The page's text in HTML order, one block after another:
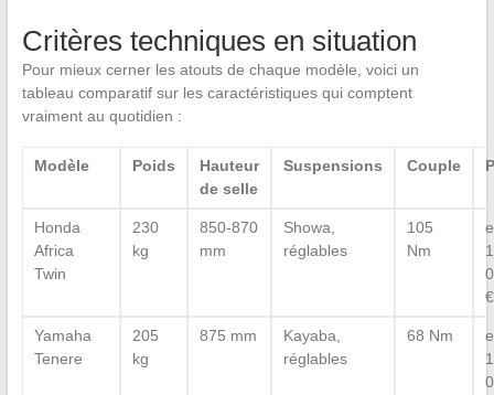
Critères techniques en situation
Pour mieux cerner les atouts de chaque modèle, voici un
tableau comparatif sur les caractéristiques qui comptent
vraiment au quotidien :
Modèle Poids
Hauteur
de selle
Suspensions Couple
Honda
Africa
Twin
230
kg
850-870
mm
Showa,
réglables
105
Nm
€
Yamaha
Tenere
205
kg
875 mm
Kayaba,
réglables
68 Nm